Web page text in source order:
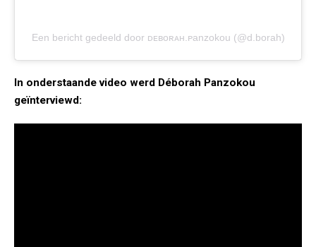
Een bericht gedeeld door ᴅᴇʙᴏʀᴀʜ.ᴘanzokou (@d.borah)
In onderstaande video werd Déborah Panzokou
geïnterviewd: